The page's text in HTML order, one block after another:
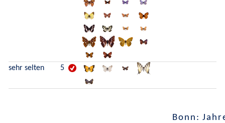
sehr selten 5
Bonn: